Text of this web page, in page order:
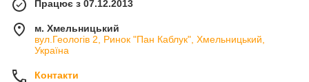
Працює з 07.12.2013
м. Хмельницький
вул.Геологів 2, Ринок "Пан Каблук", Хмельницький,
Україна
Контакти